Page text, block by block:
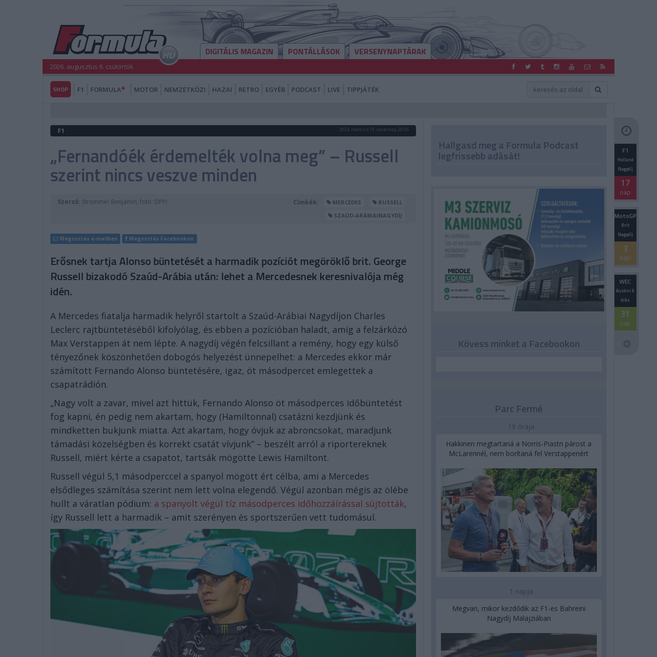
DIGITÁLIS MAGAZIN PONTÁLLÁSOK VERSENYNAPTÁRAK
2026. augusztus 6. csütörtök
SHOP F1 FORMULA MOTOR NEMZETKÖZI HAZAI RETRO EGYÉB PODCAST LIVE TIPPJÁTÉK
F1 2023. március 19. vasárnap, 20:55
„Fernandóék érdemelték volna meg” – Russell
szerint nincs veszve minden
Szerző: Strommer Benjamin, fotó: DPPI Címkék: MERCEDES
RUSSELL
SZAÚD-ARÁBIAINAGYDÍJ
Megosztás e-mailben Megosztás Facebookon
Erősnek tartja Alonso büntetését a harmadik pozíciót megöröklő brit. George
Russell bizakodó Szaúd-Arábia után: lehet a Mercedesnek keresnivalója még
idén.
A Mercedes fiatalja harmadik helyről startolt a Szaúd-Arábiai Nagydíjon Charles
Leclerc rajtbüntetéséből kifolyólag, és ebben a pozícióban haladt, amíg a felzárkózó
Max Verstappen át nem lépte. A nagydíj végén felcsillant a remény, hogy egy külső
tényezőnek köszönhetően dobogós helyezést ünnepelhet: a Mercedes ekkor már
számított Fernando Alonso büntetésére, igaz, öt másodpercet emlegettek a
csapatrádión.
„Nagy volt a zavar, mivel azt hittük, Fernando Alonso öt másodperces időbüntetést
fog kapni, én pedig nem akartam, hogy (Hamiltonnal) csatázni kezdjünk és
mindketten bukjunk miatta. Azt akartam, hogy óvjuk az abroncsokat, maradjunk
támadási közelségben és korrekt csatát vívjunk” – beszélt arról a riportereknek
Russell, miért kérte a csapatot, tartsák mögötte Lewis Hamiltont.
Russell végül 5,1 másodperccel a spanyol mögött ért célba, ami a Mercedes
elsődleges számítása szerint nem lett volna elegendő. Végül azonban mégis az ölébe
hullt a váratlan pódium: a spanyolt végül tíz másodperces időhozzáírással sújtották,
így Russell lett a harmadik – amit szerényen és sportszerűen vett tudomásul.
Hallgasd meg a Formula Podcast
legfrissebb adását! F1
Holland
Nagydíj
17
nap
MotoGP
Brit
Nagydíj
3
nap
WEC
Austini 6
órás
31
nap
Kövess minket a Facebookon
Parc Fermé
19 órája
Hakkinen megtartaná a Norris-Piastri párost a
McLarennél, nem borítaná fel Verstappenért
1 napja
Megvan, mikor kezdődik az F1-es Bahreini
Nagydíj Malajziában